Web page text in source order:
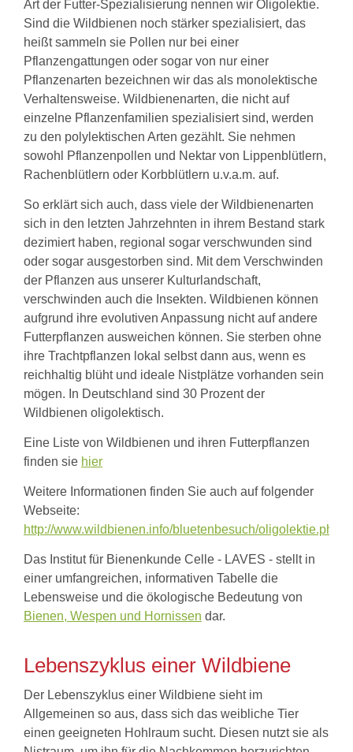
Art der Futter-Spezialisierung nennen wir Oligolektie.
Sind die Wildbienen noch stärker spezialisiert, das
heißt sammeln sie Pollen nur bei einer
Pflanzengattungen oder sogar von nur einer
Pflanzenarten bezeichnen wir das als monolektische
Verhaltensweise. Wildbienenarten, die nicht auf
einzelne Pflanzenfamilien spezialisiert sind, werden
zu den polylektischen Arten gezählt. Sie nehmen
sowohl Pflanzenpollen und Nektar von Lippenblütlern,
Rachenblütlern oder Korbblütlern u.v.a.m. auf.
So erklärt sich auch, dass viele der Wildbienenarten
sich in den letzten Jahrzehnten in ihrem Bestand stark
dezimiert haben, regional sogar verschwunden sind
oder sogar ausgestorben sind. Mit dem Verschwinden
der Pflanzen aus unserer Kulturlandschaft,
verschwinden auch die Insekten. Wildbienen können
aufgrund ihre evolutiven Anpassung nicht auf andere
Futterpflanzen ausweichen können. Sie sterben ohne
ihre Trachtpflanzen lokal selbst dann aus, wenn es
reichhaltig blüht und ideale Nistplätze vorhanden sein
mögen. In Deutschland sind 30 Prozent der
Wildbienen oligolektisch.
Eine Liste von Wildbienen und ihren Futterpflanzen
finden sie hier
Weitere Informationen finden Sie auch auf folgender
Webseite:
http://www.wildbienen.info/bluetenbesuch/oligolektie.php
Das Institut für Bienenkunde Celle - LAVES - stellt in
einer umfangreichen, informativen Tabelle die
Lebensweise und die ökologische Bedeutung von
Bienen, Wespen und Hornissen dar.
Lebenszyklus einer Wildbiene
Der Lebenszyklus einer Wildbiene sieht im
Allgemeinen so aus, dass sich das weibliche Tier
einen geeigneten Hohlraum sucht. Diesen nutzt sie als